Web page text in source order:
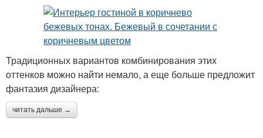
Традиционных вариантов комбинирования этих
оттенков можно найти немало, а еще больше предложит
фантазия дизайнера:
читать дальше →